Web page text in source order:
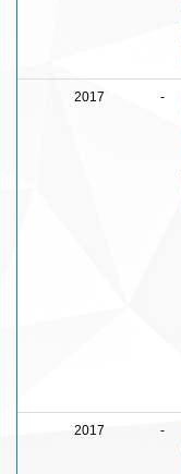
2017 -
2017 -